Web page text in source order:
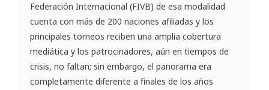
Federación Internacional (FIVB) de esa modalidad
cuenta con más de 200 naciones afiliadas y los
principales torneos reciben una amplia cobertura
mediática y los patrocinadores, aún en tiempos de
crisis, no faltan; sin embargo, el panorama era
completamente diferente a finales de los años